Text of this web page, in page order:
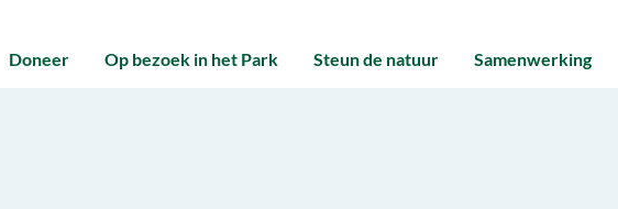
Doneer Op bezoek in het Park Steun de natuur Samenwerking